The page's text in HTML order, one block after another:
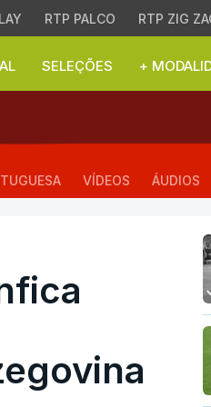
RTP PALCO RTP ZIG
SELEÇÕES +
Amar
VÍDEOS ÁUDIOS